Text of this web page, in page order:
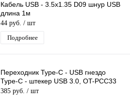
Кабель USB - 3.5x1.35 D09 шнур USB
длина 1м
44 руб. / шт
Подробнее
Переходник Type-C - USB гнездо
Type-C - штекер USB 3.0, OT-PCC33
385 руб. / шт